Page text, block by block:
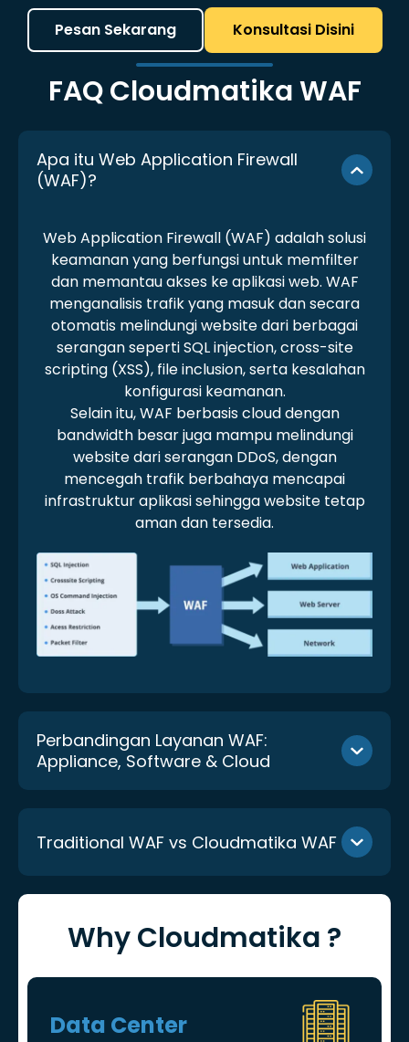
Pesan Sekarang Konsultasi Disini
FAQ Cloudmatika WAF
Apa itu Web Application Firewall
(WAF)?
Web Application Firewall (WAF) adalah solusi
keamanan yang berfungsi untuk memfilter
dan memantau akses ke aplikasi web. WAF
menganalisis trafik yang masuk dan secara
otomatis melindungi website dari berbagai
serangan seperti SQL injection, cross-site
scripting (XSS), file inclusion, serta kesalahan
konfigurasi keamanan.
Selain itu, WAF berbasis cloud dengan
bandwidth besar juga mampu melindungi
website dari serangan DDoS, dengan
mencegah trafik berbahaya mencapai
infrastruktur aplikasi sehingga website tetap
aman dan tersedia.
Perbandingan Layanan WAF:
Appliance, Software & Cloud
Traditional WAF vs Cloudmatika WAF
Why Cloudmatika ?
Data Center